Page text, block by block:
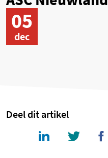
05
dec
Deel dit artikel